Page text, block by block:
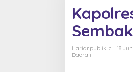
p
o
l
r
Harianpublik.id
18
Daerah